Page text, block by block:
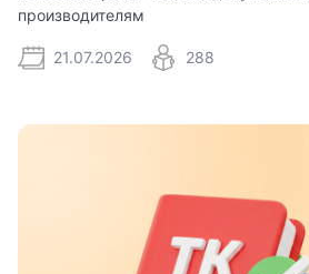
производителям
21.07.2026 288